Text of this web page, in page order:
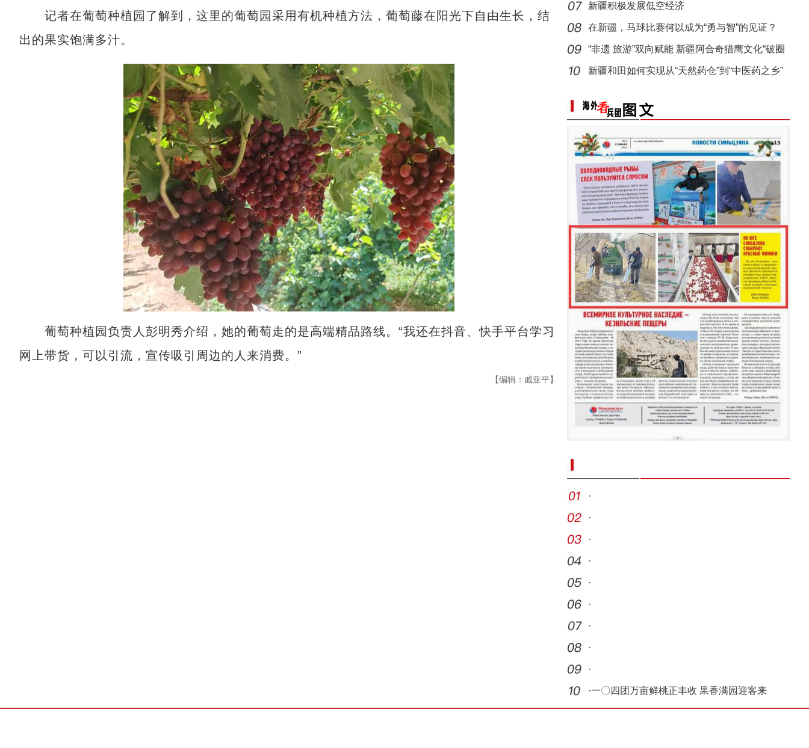
记者在葡萄种植园了解到，这里的葡萄园采用有机种植方法，葡萄藤在阳光下自由生长，结
出的果实饱满多汁。
葡萄种植园负责人彭明秀介绍，她的葡萄走的是高端精品路线。“我还在抖音、快手平台学习
网上带货，可以引流，宣传吸引周边的人来消费。”
【编辑：戚亚平】
新疆积极发展低空经济
在新疆，马球比赛何以成为“勇与智”的见证？
“非遗 旅游”双向赋能 新疆阿合奇猎鹰文化“破圈
新疆和田如何实现从“天然药仓”到“中医药之乡”
·
·
·
·
·
·
·
·
·
·一〇四团万亩鲜桃正丰收 果香满园迎客来